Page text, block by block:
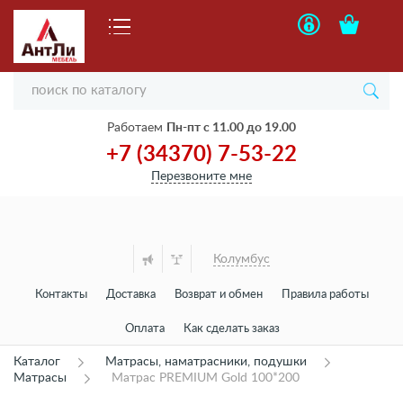
Работаем Пн-пт с 11.00 до 19.00
+7 (34370) 7-53-22
Перезвоните мне
Колумбус
Контакты Доставка Возврат и обмен Правила работы
Оплата Как сделать заказ
Каталог
Матрасы, наматрасники, подушки
Матрасы
Матрас PREMIUM Gold 100*200